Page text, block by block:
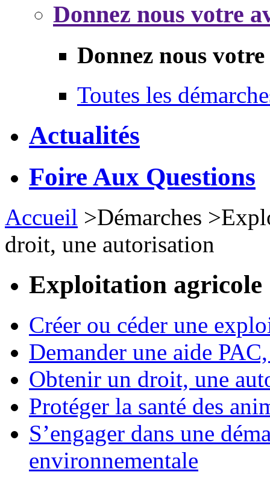
Donnez nous votre
Donnez nous
Toutes les
Actualités
Foire Aux Questions
Accueil >Démarches >
droit, une autorisation
Exploitation agricole
Créer ou céder une
Demander une aide
Obtenir un droit, une
Protéger la santé des
S’engager dans une
environnementale